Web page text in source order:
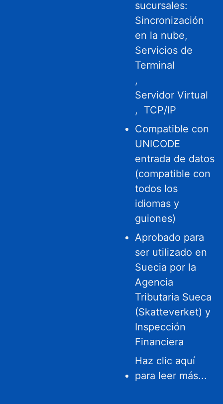
sucursales:
Sincronización
en la nube,
Servicios de
Terminal
,
Servidor Virtual
,
TCP/IP
Compatible con
UNICODE
entrada de datos
(compatible con
todos los
idiomas y
guiones)
Aprobado para
ser utilizado en
Suecia por la
Agencia
Tributaria Sueca
(Skatteverket) y
Inspección
Financiera
Haz clic aquí
para leer más...